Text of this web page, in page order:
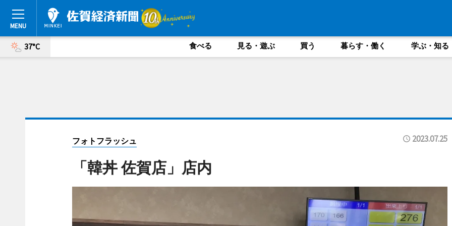
37°C 食べる 見る・遊ぶ 買う 暮らす・働く 学ぶ・知る
フォトフラッシュ 2023.07.25
「韓丼 佐賀店」店内